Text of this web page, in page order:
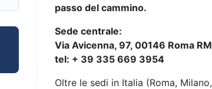
passo del cammino.
Sede centrale:
Via Avicenna, 97, 00146 Roma RM
tel: + 39 335 669 3954
Oltre le sedi in Italia (Roma, Milano,